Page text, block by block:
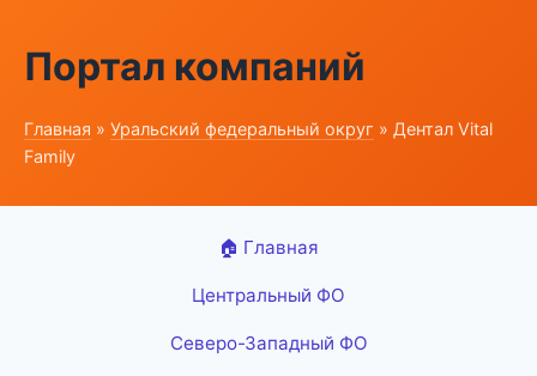
Портал компаний
Главная » Уральский федеральный округ » Дентал Vital
Family
🏠 Главная
Центральный ФО
Северо-Западный ФО